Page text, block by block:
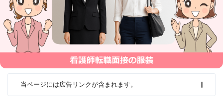
当ページには広告リンクが含まれます。